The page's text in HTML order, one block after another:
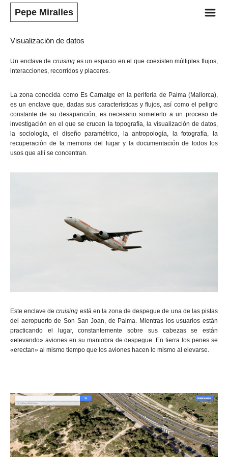
Pepe Miralles m
Visualización de datos
Un enclave de cruising es un espacio en el que coexisten múltiples flujos,
interacciones, recorridos y placeres.
La zona conocida como Es Carnatge en la periferia de Palma (Mallorca),
es un enclave que, dadas sus características y flujos, así como el peligro
constante de su desaparición, es necesario someterlo a un proceso de
investigación en el que se crucen la topografía, la visualización de datos,
la sociología, el diseño paramétrico, la antropología, la fotografía, la
recuperación de la memoria del lugar y la documentación de todos los
usos que allí se concentran.
Este enclave decruising está en la zona de despegue de una de las pistas
del aeropuerto de Son San Joan, de Palma. Mientras los usuarios están
practicando el lugar, constantemente sobre sus cabezas se están
«elevando» aviones en su maniobra de despegue. En tierra los penes se
«erectan» al mismo tiempo que los aviones hacen lo mismo al elevarse.